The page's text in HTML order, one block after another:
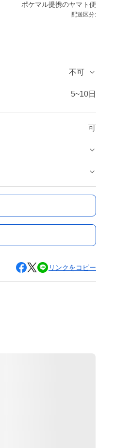
ポケマル提携のヤマト便
配送区分:
不可
5~10日
可
リンクをコピー